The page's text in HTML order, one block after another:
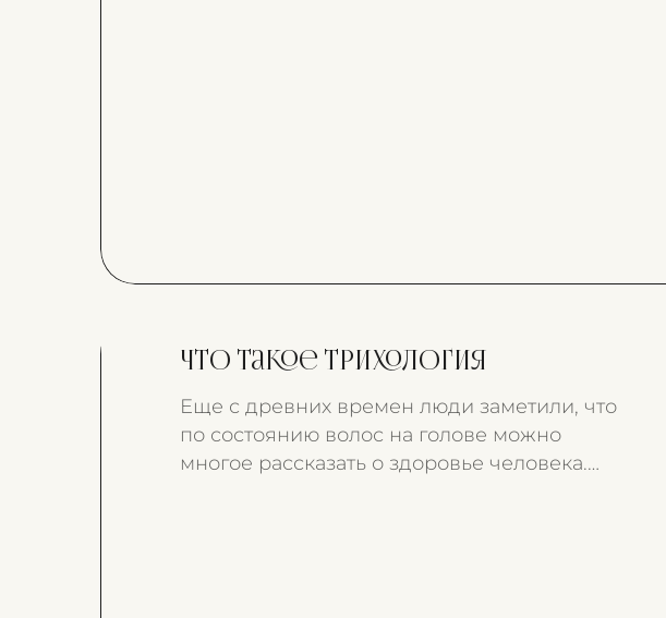
Что такое трихология
Еще с древних времен люди заметили, что
по состоянию волос на голове можно
многое рассказать о здоровье человека.